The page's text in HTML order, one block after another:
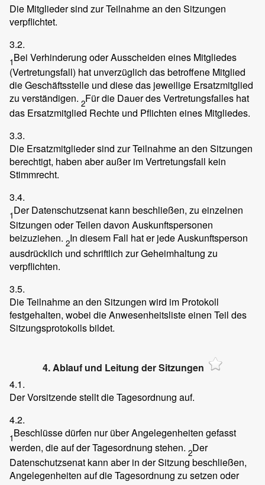
Die Mitglieder sind zur Teilnahme an den Sitzungen
verpflichtet.
3.2.
1Bei Verhinderung oder Ausscheiden eines Mitgliedes
(Vertretungsfall) hat unverzüglich das betroffene Mitglied
die Geschäftsstelle und diese das jeweilige Ersatzmitglied
zu verständigen. 2Für die Dauer des Vertretungsfalles hat
das Ersatzmitglied Rechte und Pflichten eines Mitgliedes.
3.3.
Die Ersatzmitglieder sind zur Teilnahme an den Sitzungen
berechtigt, haben aber außer im Vertretungsfall kein
Stimmrecht.
3.4.
1Der Datenschutzsenat kann beschließen, zu einzelnen
Sitzungen oder Teilen davon Auskunftspersonen
beizuziehen. 2In diesem Fall hat er jede Auskunftsperson
ausdrücklich und schriftlich zur Geheimhaltung zu
verpflichten.
3.5.
Die Teilnahme an den Sitzungen wird im Protokoll
festgehalten, wobei die Anwesenheitsliste einen Teil des
Sitzungsprotokolls bildet.
4. Ablauf und Leitung der Sitzungen
4.1.
Der Vorsitzende stellt die Tagesordnung auf.
4.2.
1Beschlüsse dürfen nur über Angelegenheiten gefasst
werden, die auf der Tagesordnung stehen. 2Der
Datenschutzsenat kann aber in der Sitzung beschließen,
Angelegenheiten auf die Tagesordnung zu setzen oder